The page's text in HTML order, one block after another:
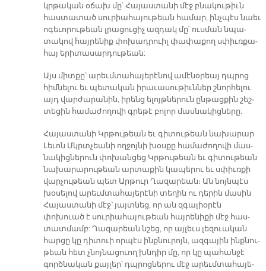
կրթա­կան օ­ճախ մը՝ Հա­յաս­տա­նի մէջ բնա­կու­թիւն
հաս­տա­տած սու­րիա­հա­յու­թեան հա­մար, ինչ­պէս նաեւ
ո­գե­ւո­րու­թեան լրա­ցու­ցիչ ազ­դակ մը՝ ուս­ման նպա­
տա­կով հայ­րե­նիք փո­խադ­րուիլ փա­փա­քող սփիւռ­քա­
հայ ե­րի­տա­սար­դու­թեան:
Այս միտ­քը՝ ա­րեւմ­տա­հա­յե­րէ­նով ա­մէ­նօ­րեայ դպրոց
հիմ­նե­լու եւ պե­տա­կան ի­րա­ւա­սու­թիւն­ներ շնոր­հե­լու
այդ վար­ժա­րա­նին, ի­րենց ե­լոյթ­նե­րուն ըն­թաց­քին շեշ­
տե­ցին հա­մա­ժո­ղո­վի գրե­թէ բո­լոր մաս­նա­կից­նե­րը:
Հա­յաս­տա­նի Կր­­թու­թեան եւ գի­տու­թեան նա­խա­րար
Լե­ւոն Մկրտչեա­նի ող­ջոյ­նի խօս­քը հա­մա­ժո­ղո­վի մաս­
նա­կից­նե­րուն փո­խան­ցեց Կրթու­թեան եւ գի­տու­թեան
նա­խա­րա­րու­թեան ար­տա­քին կա­պե­րու եւ սփիւռ­քի
վար­չու­թեան պետ Ար­թուր Ղա­զա­րեա­ն։ Ան նոյն­պէս
խօ­սե­լով ա­րեւմ­տա­հա­յե­րէ­նի տե­ղին ու դե­րին մա­սին
Հա­յաս­տա­նի մէջ՝ յայտ­նեց, որ ան զգա­լիօ­րէն
փոխուած է սու­րիա­հա­յու­թեան հայ­րե­նի­քի մէջ հաս­
տատ­մամբ: Ղա­զա­րեան նշեց, որ այ­լեւս լե­զուա­կան
հար­ցը կը դի­տուի որ­պէս ինք­նու­րոյն, ազ­գա­յին ինք­նու­
թեան հետ չնոյ­նա­ցուող խնդիր մը, որ կը պա­հան­ջէ
գործ­նա­կան քայ­լեր՝ դպրոց­նե­րու մէջ ա­րեւմ­տա­հա­յե­